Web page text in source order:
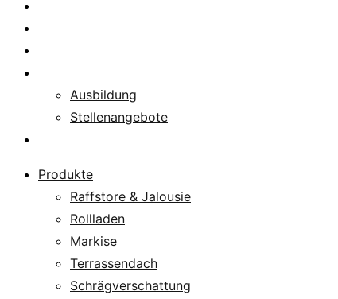
Ausbildung
Stellenangebote
Produkte
Raffstore & Jalousie
Rollladen
Markise
Terrassendach
Schrägverschattung